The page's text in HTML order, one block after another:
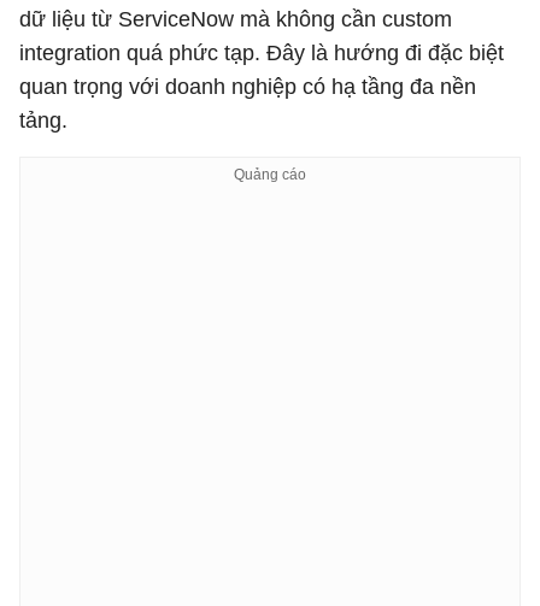
dữ liệu từ ServiceNow mà không cần custom
integration quá phức tạp. Đây là hướng đi đặc biệt
quan trọng với doanh nghiệp có hạ tầng đa nền
tảng.